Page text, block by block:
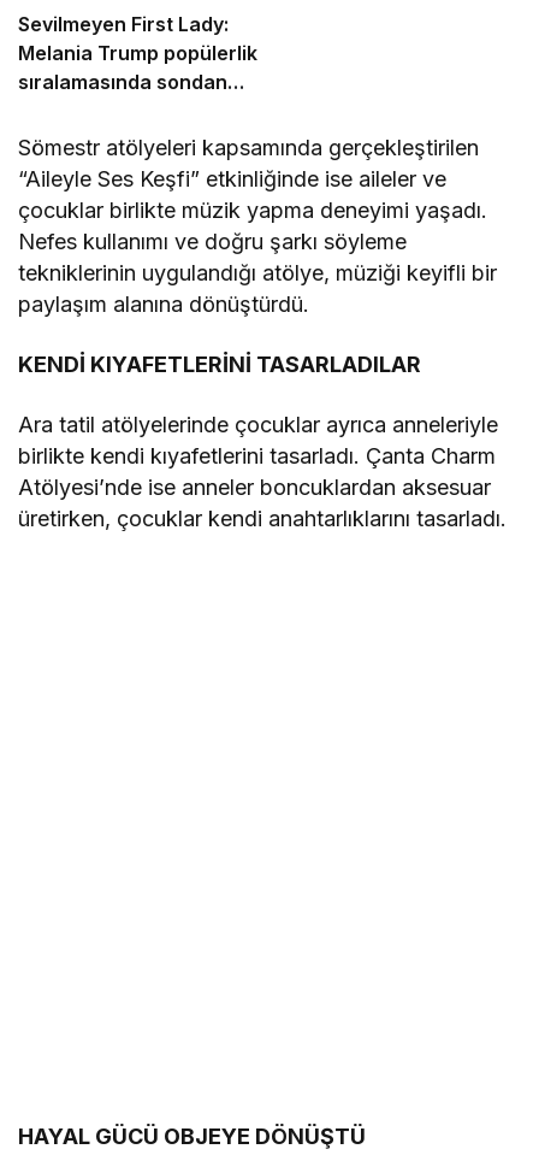
Sevilmeyen First Lady:
Melania Trump popülerlik
sıralamasında sondan
Sömestr atölyeleri kapsamında gerçekleştirilen
“Aileyle Ses Keşfi” etkinliğinde ise aileler ve
çocuklar birlikte müzik yapma deneyimi yaşadı.
Nefes kullanımı ve doğru şarkı söyleme
tekniklerinin uygulandığı atölye, müziği keyifli bir
paylaşım alanına dönüştürdü.
KENDİ KIYAFETLERİNİ TASARLADILAR
Ara tatil atölyelerinde çocuklar ayrıca anneleriyle
birlikte kendi kıyafetlerini tasarladı. Çanta Charm
Atölyesi’nde ise anneler boncuklardan aksesuar
üretirken, çocuklar kendi anahtarlıklarını tasarladı.
HAYAL GÜCÜ OBJEYE DÖNÜŞTÜ